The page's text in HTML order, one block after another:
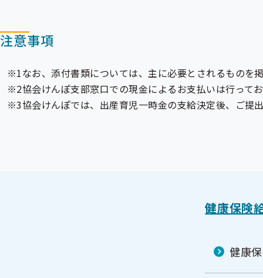
注意事項
なお、添付書類については、主に必要とされるものを
協会けんぽ支部窓口での現金によるお支払いは行って
協会けんぽでは、出産育児一時金の支給決定後、ご提
健康保険
健康